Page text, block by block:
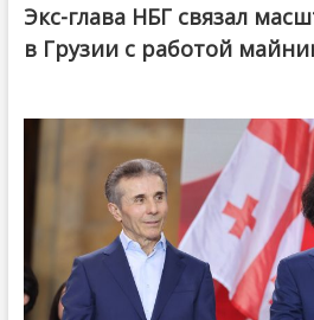
Экс-глава НБГ связал
в Грузии с работой